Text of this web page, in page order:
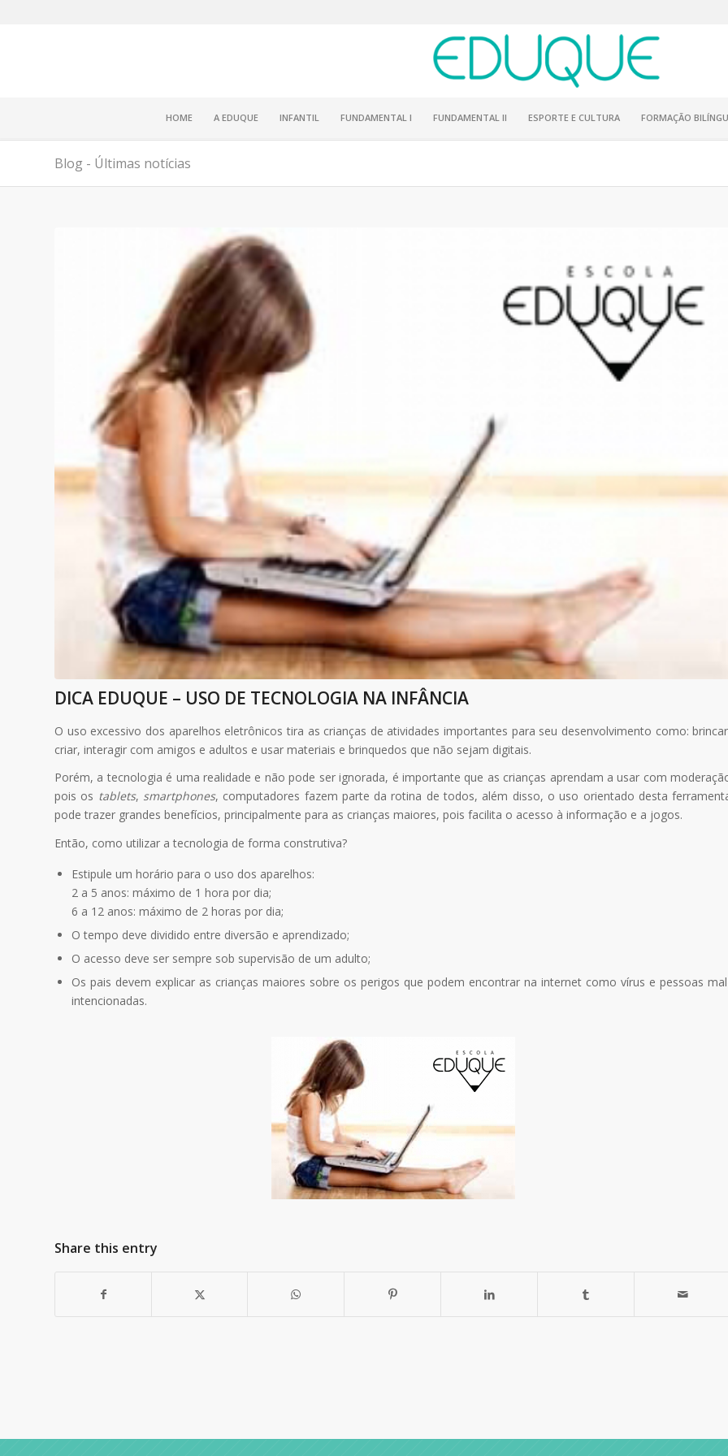
HOME A EDUQUE INFANTIL FUNDAMENTAL I FUNDAMENTAL II ESPORTE E CULTURA FORMAÇÃO
Blog - Últimas notícias
DICA EDUQUE – USO DE TECNOLOGIA NA INFÂNCIA
O uso excessivo dos aparelhos eletrônicos tira as crianças de atividades importantes para seu desenvolvimento como:
criar, interagir com amigos e adultos e usar materiais e brinquedos que não sejam digitais.
Porém, a tecnologia é uma realidade e não pode ser ignorada, é importante que as crianças aprendam a usar com
pois os tablets, smartphones, computadores fazem parte da rotina de todos, além disso, o uso orientado desta
pode trazer grandes benefícios, principalmente para as crianças maiores, pois facilita o acesso à informação e a jogos.
Então, como utilizar a tecnologia de forma construtiva?
Estipule um horário para o uso dos aparelhos:
2 a 5 anos: máximo de 1 hora por dia;
6 a 12 anos: máximo de 2 horas por dia;
O tempo deve dividido entre diversão e aprendizado;
O acesso deve ser sempre sob supervisão de um adulto;
Os pais devem explicar as crianças maiores sobre os perigos que podem encontrar na internet como vírus e pessoas
intencionadas.
Share this entry